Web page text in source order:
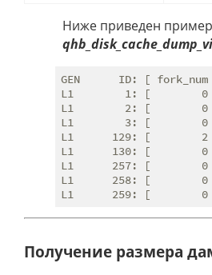
Ниже приведен
GEN      ID: [ fork_num
L1        1: [        0
L1        2: [        0
L1        3: [        0
L1      129: [        2
L1      130: [        0
L1      257: [        0
L1      258: [        0
Получение размера